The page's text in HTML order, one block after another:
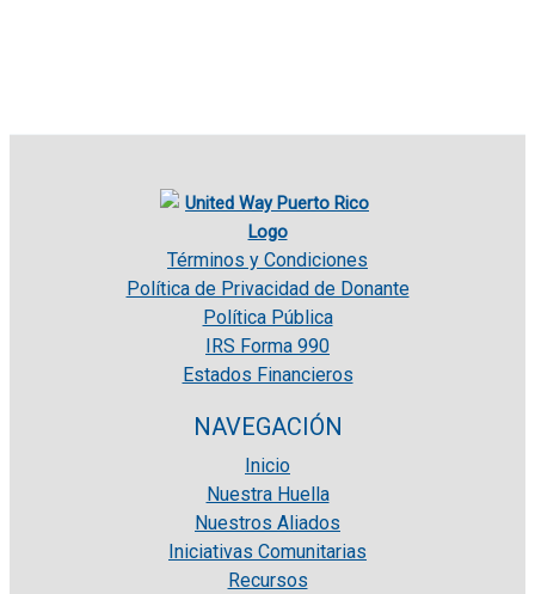
Términos y Condiciones
Política de Privacidad de Donante
Política Pública
IRS Forma 990
Estados Financieros
NAVEGACIÓN
Inicio
Nuestra Huella
Nuestros Aliados
Iniciativas Comunitarias
Recursos